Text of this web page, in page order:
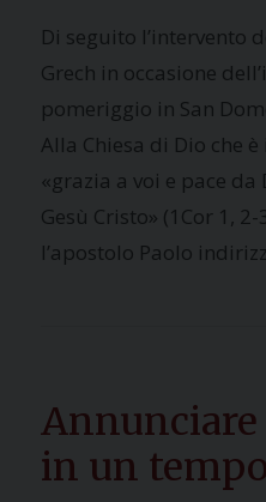
Di seguito l’intervento
Grech in occasione
pomeriggio in San
Alla Chiesa di Dio che è
«grazia a voi e pace da
Gesù Cristo» (1Cor 1,
l’apostolo Paolo
in un